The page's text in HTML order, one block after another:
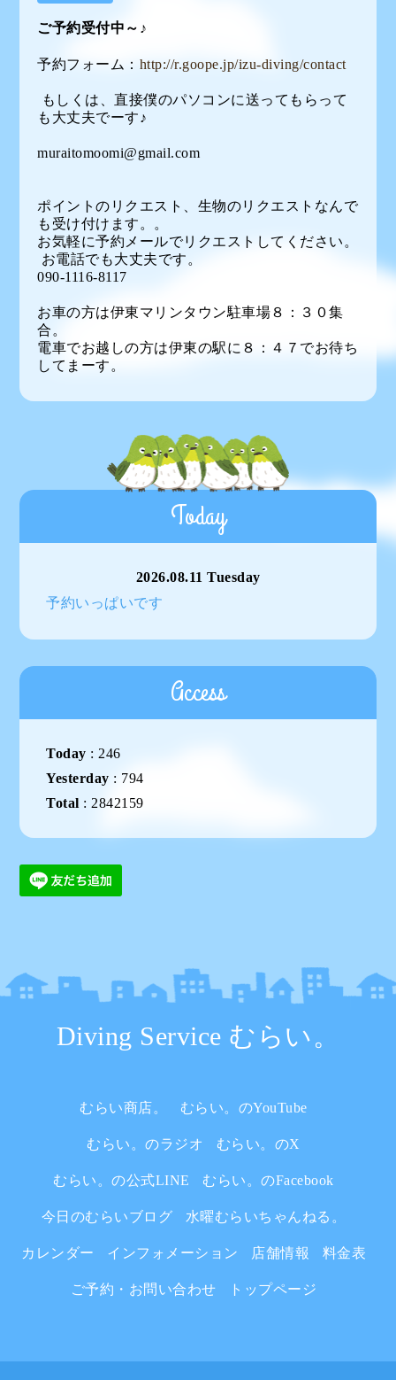
ご予約受付中～♪
予約フォーム： http://r.goope.jp/izu-diving/contact
もしくは、直接僕のパソコンに送ってもらって
も大丈夫でーす♪
muraitomoomi@gmail.com
ポイントのリクエスト、生物のリクエストなんで
も受け付けます。。
お気軽に予約メールでリクエストしてください。
お電話でも大丈夫です。
090-1116-8117
お車の方は伊東マリンタウン駐車場８：３０集
合。
電車でお越しの方は伊東の駅に８：４７でお待ち
してまーす。
Today
2026.08.11 Tuesday
予約いっぱいです
Access
Today : 246
Yesterday : 794
Total : 2842159
Diving Service むらい。
むらい商店。 むらい。のYouTube
むらい。のラジオ むらい。のX
むらい。の公式LINE むらい。のFacebook
今日のむらいブログ 水曜むらいちゃんねる。
カレンダー インフォメーション 店舗情報 料金表
ご予約・お問い合わせ トップページ